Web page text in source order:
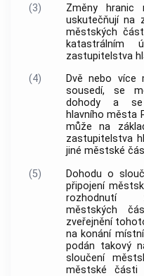
(3)
Změny hranic
uskutečňují na
městských
katastrálním
zastupitelstva
(4)
Dvě nebo více
sousedí, se
dohody a se
hlavního města
může na
zastupitelstva
jiné městské
(5)
Dohodu o
připojení
rozhodnutí
městských
zveřejnění
na konání
podán takový
sloučení
městské části